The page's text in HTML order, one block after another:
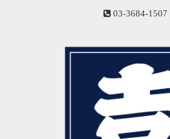
03-3684-1507